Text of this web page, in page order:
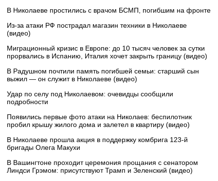
В Николаеве простились с врачом БСМП, погибшим на фронте
Из-за атаки РФ пострадал магазин техники в Николаеве
(видео)
Миграционный кризис в Европе: до 10 тысяч человек за сутки
прорвались в Испанию, Италия хочет закрыть границу (видео)
В Радушном почтили память погибшей семьи: старший сын
выжил — он служит в Николаеве (видео)
Удар по селу под Николаевом: очевидцы сообщили
подробности
Появились первые фото атаки на Николаев: беспилотник
пробил крышу жилого дома и залетел в квартиру (видео)
В Николаеве прошла акция в поддержку комбрига 123-й
бригады Олега Макухи
В Вашингтоне проходит церемония прощания с сенатором
Линдси Грэмом: присутствуют Трамп и Зеленский (видео)